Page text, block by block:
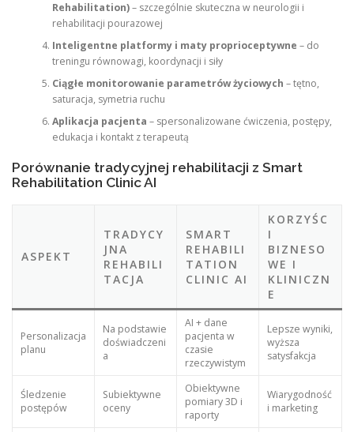
Rehabilitation)– szczególnie skuteczna w neurologii i
rehabilitacji pourazowej
Inteligentne platformy i maty proprioceptywne – do
treningu równowagi, koordynacji i siły
Ciągłe monitorowanie parametrów życiowych – tętno,
saturacja, symetria ruchu
Aplikacja pacjenta – spersonalizowane ćwiczenia, postępy,
edukacja i kontakt z terapeutą
Porównanie tradycyjnej rehabilitacji z Smart
Rehabilitation Clinic AI
ASPEKT
TRADYCY
JNA
REHABILI
TACJA
SMART
REHABILI
TATION
CLINIC AI
KORZYŚC
I
BIZNESO
WE I
KLINICZN
E
Personalizacja
planu
Na podstawie
doświadczeni
a
AI + dane
pacjenta w
czasie
rzeczywistym
Lepsze wyniki,
wyższa
satysfakcja
Śledzenie
postępów
Subiektywne
oceny
Obiektywne
pomiary 3D i
raporty
Wiarygodność
i marketing